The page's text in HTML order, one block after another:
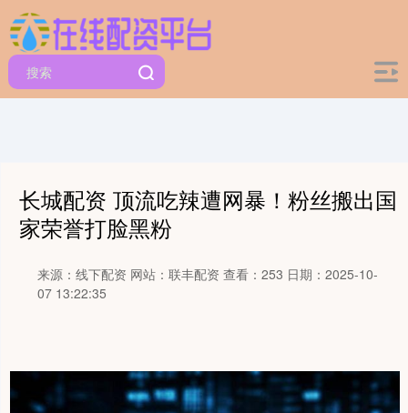
长城配资 顶流吃辣遭网暴！粉丝搬出国
家荣誉打脸黑粉
来源：线下配资 网站：联丰配资 查看：253 日期：2025-10-
07 13:22:35